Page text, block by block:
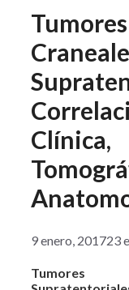
Tumores
Clínica,
9 enero, 201723
Tumores